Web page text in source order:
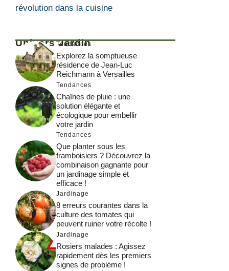
révolution dans la cuisine
Univers Jardin
Tendances
Explorez la somptueuse
résidence de Jean-Luc
Reichmann à Versailles
Tendances
Chaînes de pluie : une
solution élégante et
écologique pour embellir
votre jardin
Tendances
Que planter sous les
framboisiers ? Découvrez la
combinaison gagnante pour
un jardinage simple et
efficace !
Jardinage
8 erreurs courantes dans la
culture des tomates qui
peuvent ruiner votre récolte !
Jardinage
Rosiers malades : Agissez
rapidement dès les premiers
signes de problème !